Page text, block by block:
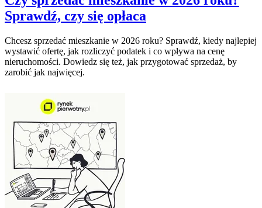
Sprawdź, czy się opłaca
Chcesz sprzedać mieszkanie w 2026 roku? Sprawdź, kiedy najlepiej
wystawić ofertę, jak rozliczyć podatek i co wpływa na cenę
nieruchomości. Dowiedz się też, jak przygotować sprzedaż, by
zarobić jak najwięcej.